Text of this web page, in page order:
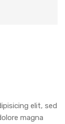
elit, sed
magna